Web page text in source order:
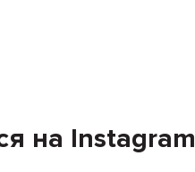
на Instagram